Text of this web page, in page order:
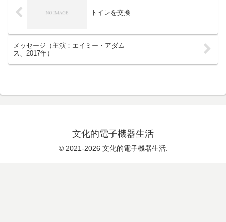
トイレを交換
メッセージ（主演：エイミー・アダム
ス、2017年）
文化的電子機器生活
© 2021-2026 文化的電子機器生活.